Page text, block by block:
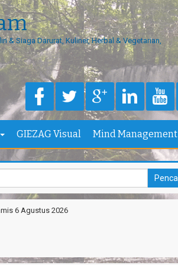
& Siaga Darurat, Kuliner, Herbal & Vegetarian,
GIEZAG Visual Mind Management
6 Agustus 2026